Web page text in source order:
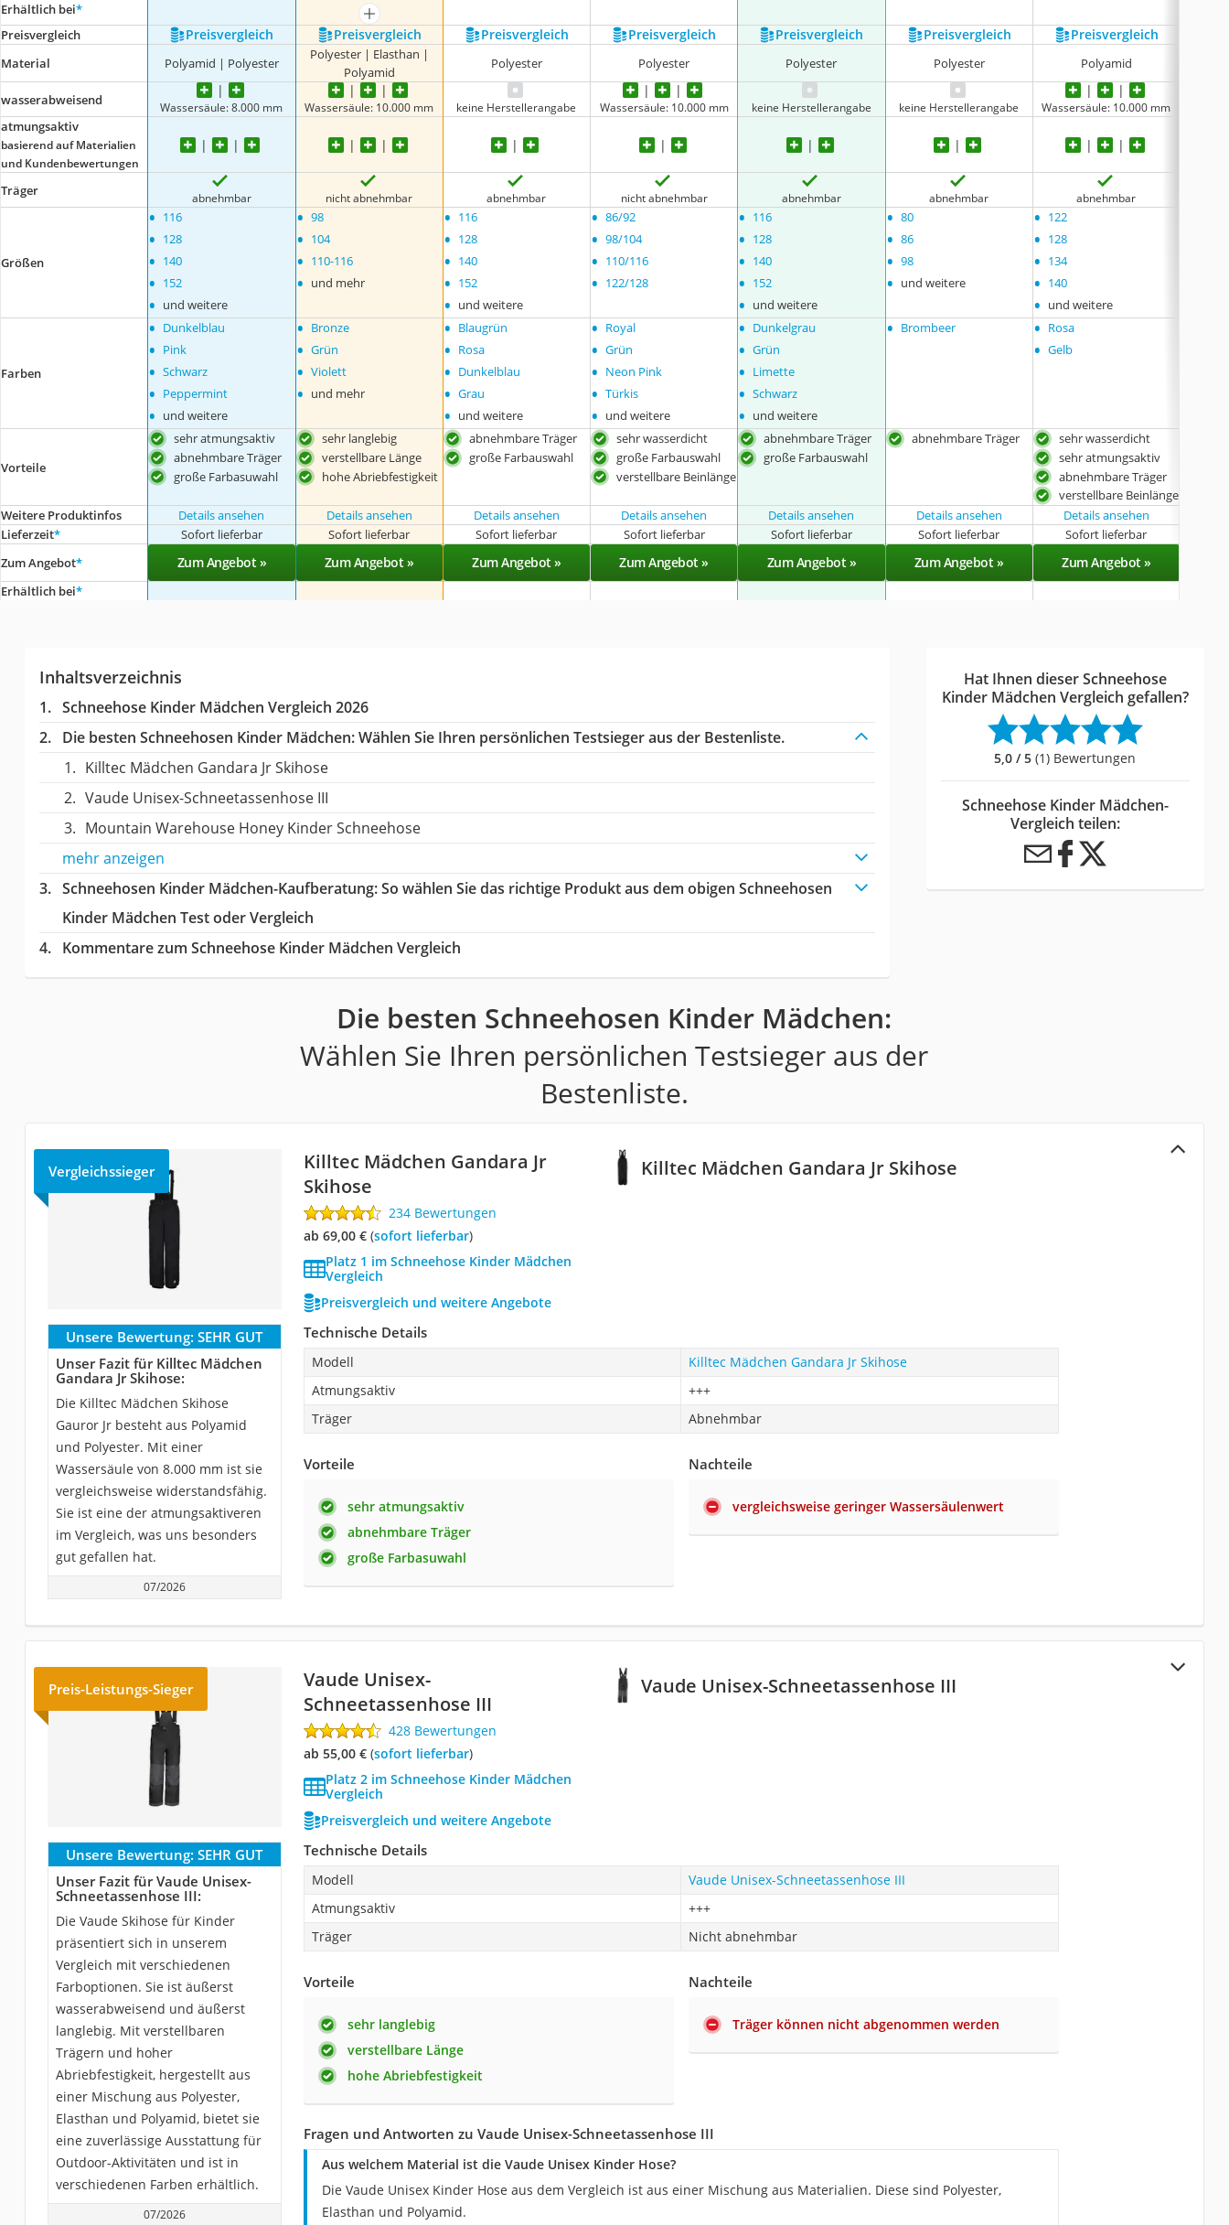
Erhältlich bei*
mehr anzeigen
Preis­vergleich
Preis­vergleich Preis­vergleich Preis­vergleich Preis­vergleich Preis­vergleich Preis­vergleich Preis­vergleich
Material Polyamid | Polyester
Polyester | Elasthan |
Polyamid
Polyester Polyester Polyester Polyester Polyamid
wasserabweisend Wassersäule: 8.000 mm Wassersäule: 10.000 mm keine Herstellerangabe Wassersäule: 10.000 mm keine Herstellerangabe keine Herstellerangabe Wassersäule: 10.000 mm
atmungsaktiv
basierend auf Materialien
und Kundenbewertungen
Träger abnehmbar nicht abnehmbar abnehmbar nicht abnehmbar abnehmbar abnehmbar abnehmbar
Größen
• 116
• 128
• 140
• 152
• und weitere
• 98
• 104
• 110-116
• und mehr
• 116
• 128
• 140
• 152
• und weitere
• 86/92
• 98/104
• 110/116
• 122/128
• 116
• 128
• 140
• 152
• und weitere
• 80
• 86
• 98
• und weitere
• 122
• 128
• 134
• 140
• und weitere
Farben
• Dunkelblau
• Pink
• Schwarz
• Peppermint
• und weitere
• Bronze
• Grün
• Violett
• und mehr
• Blaugrün
• Rosa
• Dunkelblau
• Grau
• und weitere
• Royal
• Grün
• Neon Pink
• Türkis
• und weitere
• Dunkelgrau
• Grün
• Limette
• Schwarz
• und weitere
• Brombeer • Rosa
• Gelb
Vorteile
sehr atmungsaktiv
abnehmbare Träger
große Farbasuwahl
sehr langlebig
verstellbare Länge
hohe Abriebfestigkeit
abnehmbare Träger
große Farbauswahl
sehr wasserdicht
große Farbauswahl
verstellbare Beinlänge
abnehmbare Träger
große Farbauswahl
abnehmbare Träger
sehr wasserdicht
sehr atmungsaktiv
abnehmbare Träger
verstellbare Beinlänge
Weitere Produktinfos Details ansehen Details ansehen Details ansehen Details ansehen Details ansehen Details ansehen
Details ansehen
Lieferzeit* Sofort lieferbar Sofort lieferbar Sofort lieferbar Sofort lieferbar Sofort lieferbar Sofort lieferbar Sofort lieferbar
Zum Angebot* Zum Angebot » Zum Angebot » Zum Angebot » Zum Angebot » Zum Angebot » Zum Angebot » Zum Angebot »
Erhältlich bei*
Inhaltsverzeichnis
Schneehose Kinder Mädchen Vergleich 2026
Die besten Schneehosen Kinder Mädchen:Wählen Sie Ihren persönlichen Testsieger aus der Bestenliste.
Killtec Mädchen Gandara Jr Skihose
Vaude Unisex-Schneetassenhose III
Mountain Warehouse Honey Kinder Schneehose
mehr anzeigen
Schneehosen Kinder Mädchen-Kaufberatung: So wählen Sie das richtige Produkt aus dem obigen Schneehosen
Kinder Mädchen Test oder Vergleich
Kommentare zum Schneehose Kinder Mädchen Vergleich
Hat Ihnen dieser Schneehose
Kinder Mädchen Vergleich gefallen?
5,0 / 5 (1) Bewertungen
Schneehose Kinder Mädchen-
Vergleich teilen:
Die besten Schneehosen Kinder Mädchen:
Wählen Sie Ihren persönlichen Testsieger aus der
Bestenliste.
Killtec Mädchen Gandara Jr Skihose
Vergleichssieger
Killtec Mädchen Gandara Jr
Skihose
234 Bewertungen
ab 69,00 €( Sofort lieferbar)
Platz 1 im Schneehose Kinder Mädchen
Vergleich
Preisvergleich und weitere Angebote
Unsere Bewertung: SEHR GUT
Unser Fazit für Killtec Mädchen
Gandara Jr Skihose:
Die Killtec Mädchen Skihose
Gauror Jr besteht aus Polyamid
und Polyester. Mit einer
Wassersäule von 8.000 mm ist sie
vergleichsweise widerstandsfähig.
Sie ist eine der atmungsaktiveren
im Vergleich, was uns besonders
gut gefallen hat.
07/2026
Technische Details
Modell
Killtec Mädchen Gandara Jr Skihose
Atmungsaktiv
+++
Träger
Abnehmbar
Vorteile
sehr atmungsaktiv
abnehmbare Träger
große Farbasuwahl
Nachteile
vergleichsweise geringer Wassersäulenwert
Vaude Unisex-Schneetassenhose III
Preis-Leistungs-Sieger
Vaude Unisex-
Schneetassenhose III
428 Bewertungen
ab 55,00 €( Sofort lieferbar)
Platz 2 im Schneehose Kinder Mädchen
Vergleich
Preisvergleich und weitere Angebote
Unsere Bewertung: SEHR GUT
Unser Fazit für Vaude Unisex-
Schneetassenhose III:
Die Vaude Skihose für Kinder
präsentiert sich in unserem
Vergleich mit verschiedenen
Farboptionen. Sie ist äußerst
wasserabweisend und äußerst
langlebig. Mit verstellbaren
Trägern und hoher
Abriebfestigkeit, hergestellt aus
einer Mischung aus Polyester,
Elasthan und Polyamid, bietet sie
eine zuverlässige Ausstattung für
Outdoor-Aktivitäten und ist in
verschiedenen Farben erhältlich.
07/2026
Technische Details
Modell
Vaude Unisex-Schneetassenhose III
Atmungsaktiv
+++
Träger
Nicht abnehmbar
Vorteile
sehr langlebig
verstellbare Länge
hohe Abriebfestigkeit
Nachteile
Träger können nicht abgenommen werden
Fragen und Antworten zu Vaude Unisex-Schneetassenhose III
Aus welchem Material ist die Vaude Unisex Kinder Hose?
Die Vaude Unisex Kinder Hose aus dem Vergleich ist aus einer Mischung aus Materialien. Diese sind Polyester,
Elasthan und Polyamid.